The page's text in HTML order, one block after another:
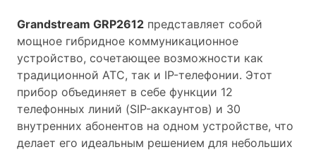
Grandstream GRP2612 представляет собой
мощное гибридное коммуникационное
устройство, сочетающее возможности как
традиционной АТС, так и IP-телефонии. Этот
прибор объединяет в себе функции 12
телефонных линий (SIP-аккаунтов) и 30
внутренних абонентов на одном устройстве, что
делает его идеальным решением для небольших